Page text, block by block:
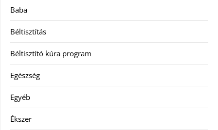
Baba
Béltisztítás
Béltisztító kúra program
Egészség
Egyéb
Ékszer